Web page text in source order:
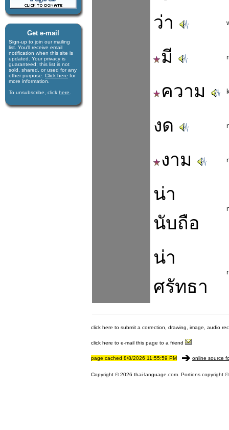
Get e-mail
Sign-up to join our mail­ing
list. You'll receive e­mail
notification when this site is
updated. Your privacy is
guaran­teed; this list is not
sold, shared, or used for any
other purpose. Click here for
more infor­mation.
To unsubscribe, click here
ว่า
มี
ความ
งด
งาม
น่า
นับถือ
น่า
ศรัทธา
click here to submit a correction, drawing, image, audio
click here to e-mail this page to a friend
page cached 8/8/2026 11:55:59 PM online source
Copyright © 2026 thai-language.com. Portions copyright